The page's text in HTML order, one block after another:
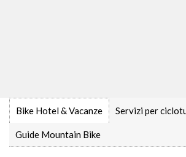
Bike Hotel & Vacanze Servizi per
Guide Mountain Bike